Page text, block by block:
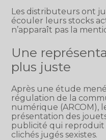
Les distributeurs ont
écouler leurs stocks
n’apparaît pas la
Une
plus juste
Après une étude
régulation de la
numérique (ARCOM),
présentation des
publicité qui
clichés jugés sexistes.